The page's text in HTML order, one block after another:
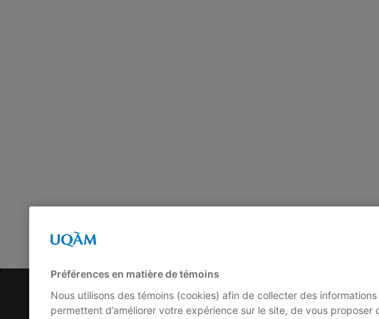
Préférences en matière de témoins
Nous utilisons des témoins (cookies) afin de collecter des
permettent d’améliorer votre expérience sur le site, de vous proposer